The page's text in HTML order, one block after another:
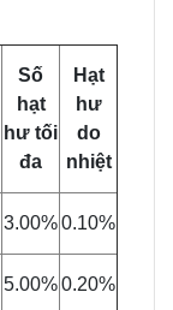
Số
hạt
hư tối
đa
Hạt
hư
do
nhiệt
3.00%0.10%
5.00%0.20%